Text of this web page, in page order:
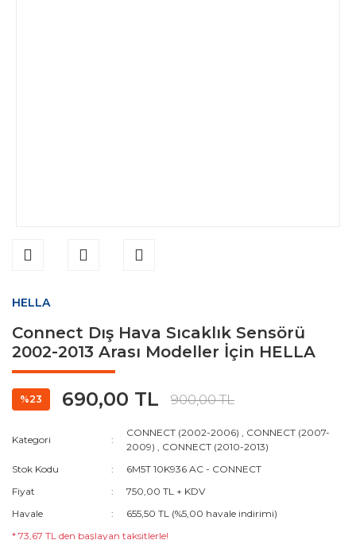
HELLA
Connect Dış Hava Sıcaklık Sensörü
2002-2013 Arası Modeller İçin HELLA
%23 690,00 TL 900,00 TL
Kategori
CONNECT (2002-2006) , CONNECT (2007-
2009) , CONNECT (2010-2013)
Stok Kodu
6M5T 10K936 AC - CONNECT
Fiyat
750,00 TL + KDV
Havale
655,50 TL (%5,00 havale indirimi)
* 73,67 TL den başlayan taksitlerle!